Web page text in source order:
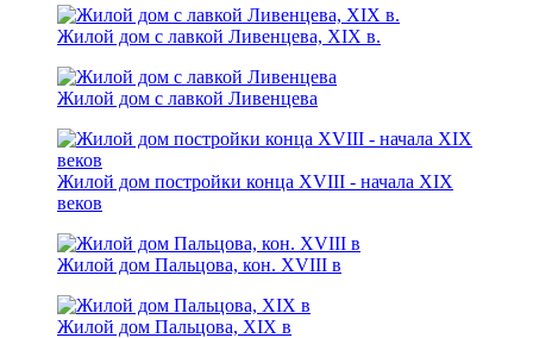
Жилой дом с лавкой Ливенцева, XIX в.
Жилой дом с лавкой Ливенцева
Жилой дом постройки конца XVIII - начала XIX
веков
Жилой дом Пальцова, кон. XVIII в
Жилой дом Пальцова, XIX в